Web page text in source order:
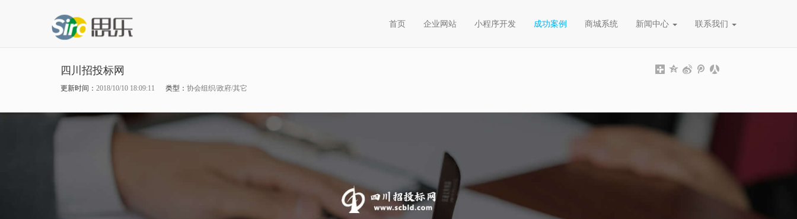
首页 企业网站 小程序开发 成功案例 商城系统 新闻中心 联系我们
四川招投标网
更新时间： 2018/10/10 18:09:11 类型： 协会组织/政府/其它